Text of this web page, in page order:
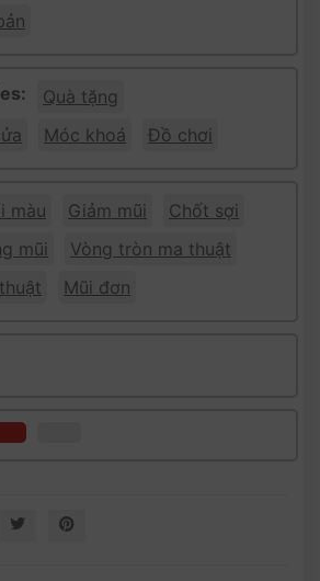
Quà tặng
Móc khoá Đồ chơi
màu Giảm mũi
Chốt sợi
mũi
Vòng tròn ma thuật
Mũi đơn